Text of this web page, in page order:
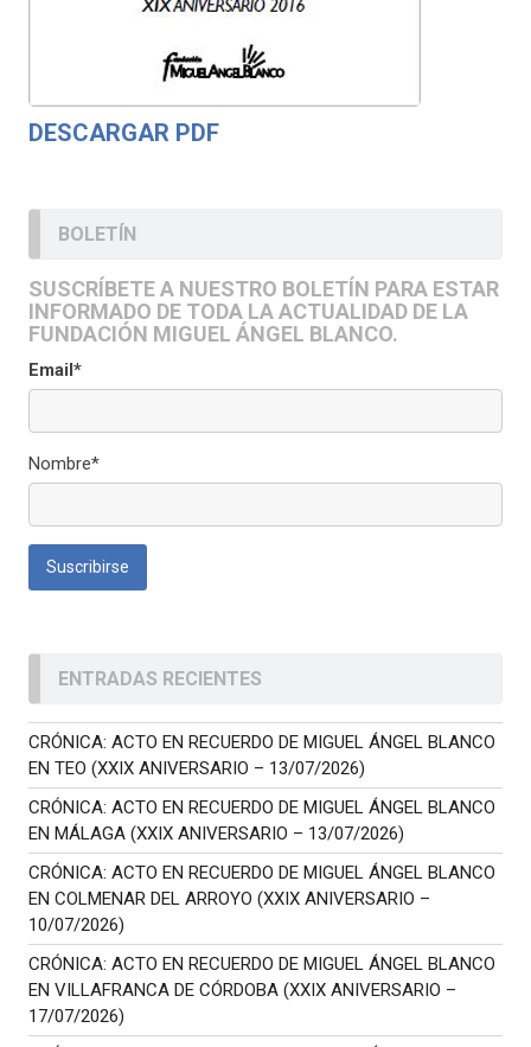
DESCARGAR PDF
BOLETÍN
SUSCRÍBETE A NUESTRO BOLETÍN PARA ESTAR
INFORMADO DE TODA LA ACTUALIDAD DE LA
FUNDACIÓN MIGUEL ÁNGEL BLANCO.
Email*
Nombre*
ENTRADAS RECIENTES
CRÓNICA: ACTO EN RECUERDO DE MIGUEL ÁNGEL BLANCO
EN TEO (XXIX ANIVERSARIO – 13/07/2026)
CRÓNICA: ACTO EN RECUERDO DE MIGUEL ÁNGEL BLANCO
EN MÁLAGA (XXIX ANIVERSARIO – 13/07/2026)
CRÓNICA: ACTO EN RECUERDO DE MIGUEL ÁNGEL BLANCO
EN COLMENAR DEL ARROYO (XXIX ANIVERSARIO –
10/07/2026)
CRÓNICA: ACTO EN RECUERDO DE MIGUEL ÁNGEL BLANCO
EN VILLAFRANCA DE CÓRDOBA (XXIX ANIVERSARIO –
17/07/2026)